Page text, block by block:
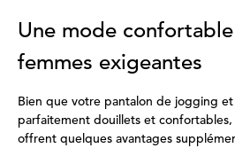
Une mode
femmes exigeantes
Bien que votre pantalon de jogging
parfaitement douillets et
offrent quelques avantages